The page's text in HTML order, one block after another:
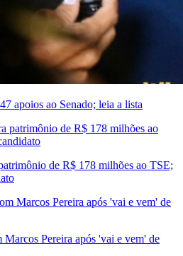
apoios ao Senado; leia a lista
de R$ 178 milhões ao TSE;
Pereira após 'vai e vem' de